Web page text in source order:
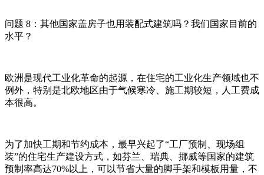
问题 8：其他国家盖房子也用装配式建筑吗？我们国家目前的
水平？
欧洲是现代工业化革命的起源，在住宅的工业化生产领域也不
例外，特别是北欧地区由于气候寒冷、施工期较短，人工费成
本很高。
为了加快工期和节约成本，最早兴起了“工厂预制、现场组
装”的住宅生产建设方式，如芬兰、瑞典、挪威等国家的建筑
预制率高达70%以上，可以节省大量的脚手架和模板用量，不